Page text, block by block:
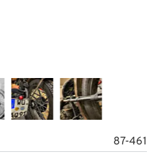
87-461